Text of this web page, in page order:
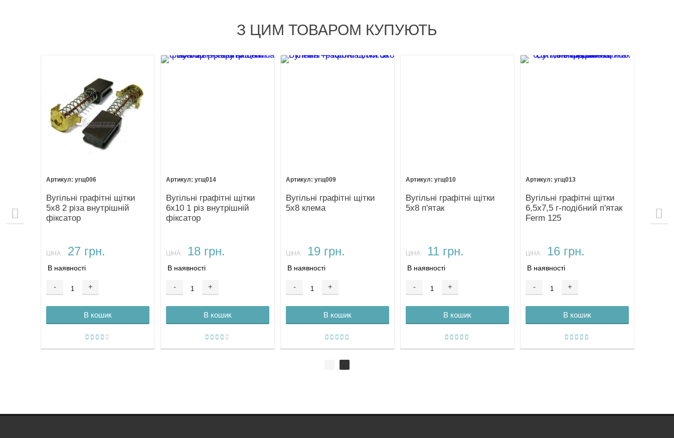
З ЦИМ ТОВАРОМ КУПУЮТЬ
1500
угщ006
Вугільні графітні щітки
5х8 2 різа внутрішній
фіксатор
ЦІНА: 27 грн.
В наявності
- +
В кошик
угщ014
Вугільні графітні щітки
6х10 1 різ внутрішній
фіксатор
ЦІНА: 18 грн.
В наявності
- +
В кошик
угщ009
Вугільні графітні щітки
5х8 клема
ЦІНА: 19 грн.
В наявності
- +
В кошик
угщ010
Вугільні графітні щітки
5х8 п'ятак
ЦІНА: 11 грн.
В наявності
- +
В кошик
угщ013
Вугільні графітні щітки
6,5х7,5 г-подібний п'ятак
Ferm 125
ЦІНА: 16 грн.
В наявності
- +
В кошик